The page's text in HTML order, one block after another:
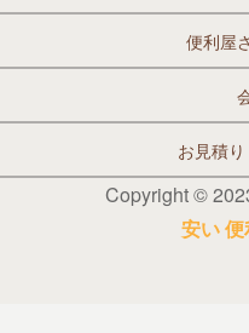
便利屋
お見積
Copyright ©
安い